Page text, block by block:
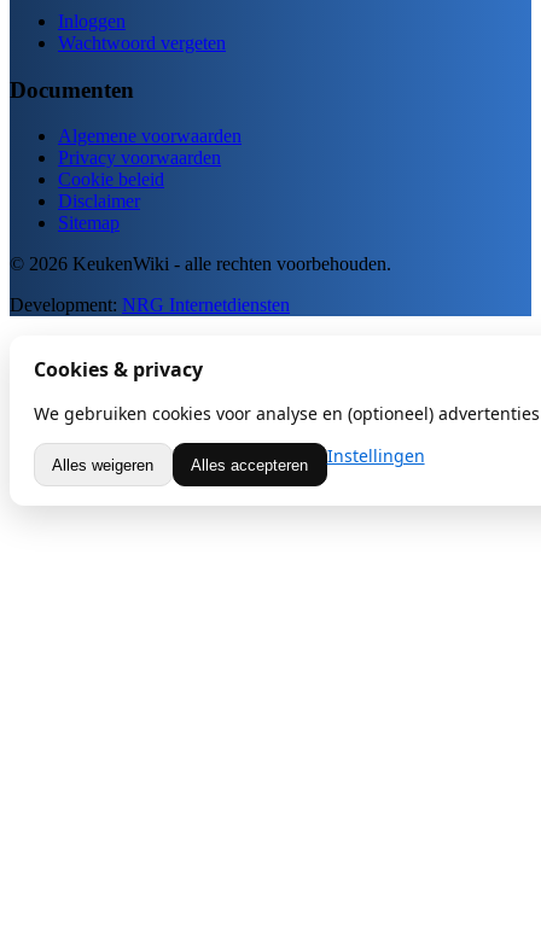
Inloggen
Wachtwoord vergeten
Documenten
Algemene voorwaarden
Privacy voorwaarden
Cookie beleid
Disclaimer
Sitemap
© 2026 KeukenWiki - alle rechten voorbehouden.
Development: NRG Internetdiensten
Cookies & privacy
We gebruiken cookies voor analyse en (optioneel)
Alles weigeren Alles accepteren Instellingen